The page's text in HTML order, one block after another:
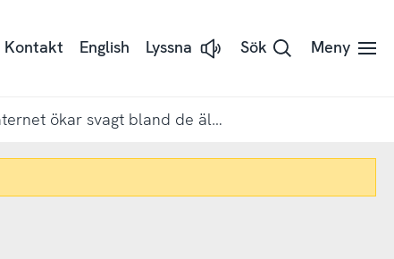
Kontakt English Lyssna
Lyssna
med
Sök Meny
Användande av internet ökar svagt bland de äldsta